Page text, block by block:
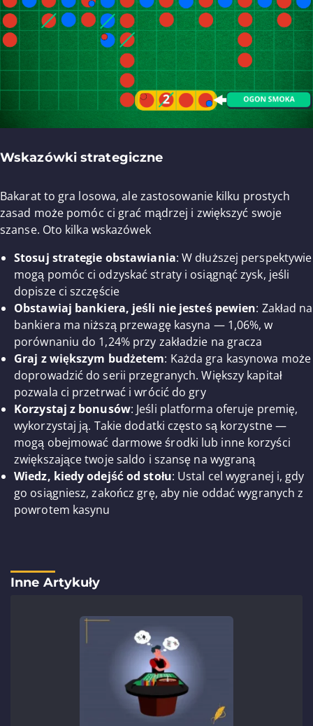
Wskazówki strategiczne
Bakarat to gra losowa, ale zastosowanie kilku prostych
zasad może pomóc ci grać mądrzej i zwiększyć swoje
szanse. Oto kilka wskazówek
Stosuj strategie obstawiania: W dłuższej perspektywie
mogą pomóc ci odzyskać straty i osiągnąć zysk, jeśli
dopisze ci szczęście
Obstawiaj bankiera, jeśli nie jesteś pewien: Zakład na
bankiera ma niższą przewagę kasyna — 1,06%, w
porównaniu do 1,24% przy zakładzie na gracza
Graj z większym budżetem: Każda gra kasynowa może
doprowadzić do serii przegranych. Większy kapitał
pozwala ci przetrwać i wrócić do gry
Korzystaj z bonusów: Jeśli platforma oferuje premię,
wykorzystaj ją. Takie dodatki często są korzystne —
mogą obejmować darmowe środki lub inne korzyści
zwiększające twoje saldo i szansę na wygraną
Wiedz, kiedy odejść od stołu: Ustal cel wygranej i, gdy
go osiągniesz, zakończ grę, aby nie oddać wygranych z
powrotem kasynu
Inne Artykuły